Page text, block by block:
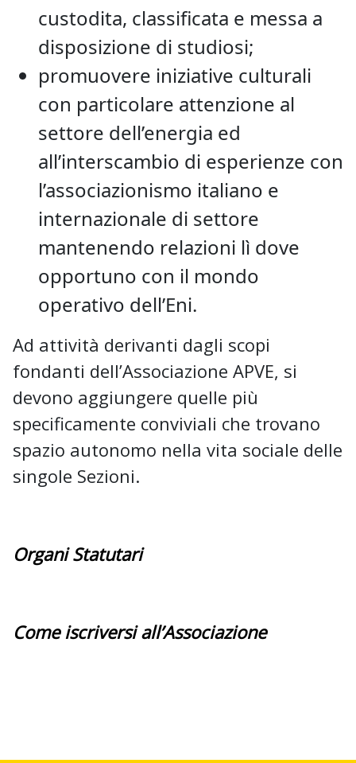
custodita, classificata e messa a
disposizione di studiosi;
promuovere iniziative culturali
con particolare attenzione al
settore dell’energia ed
all’interscambio di esperienze con
l’associazionismo italiano e
internazionale di settore
mantenendo relazioni lì dove
opportuno con il mondo
operativo dell’Eni.
Ad attività derivanti dagli scopi
fondanti dell’Associazione APVE, si
devono aggiungere quelle più
specificamente conviviali che trovano
spazio autonomo nella vita sociale delle
singole Sezioni.
Organi Statutari
Come iscriversi all’Associazione